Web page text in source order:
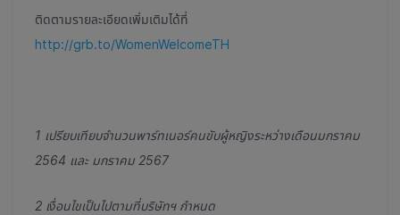
ติดตามรายละเอียดเพิ่มเติมได้ที่
http://grb.to/WomenWelcomeTH
1 เปรียบเทียบจำนวนพาร์ทเนอร์คนขับผู้หญิงระหว่างเดือนมกราคม
2564 และ มกราคม 2567
2 เงื่อนไขเป็นไปตามที่บริษัทฯ กำหนด